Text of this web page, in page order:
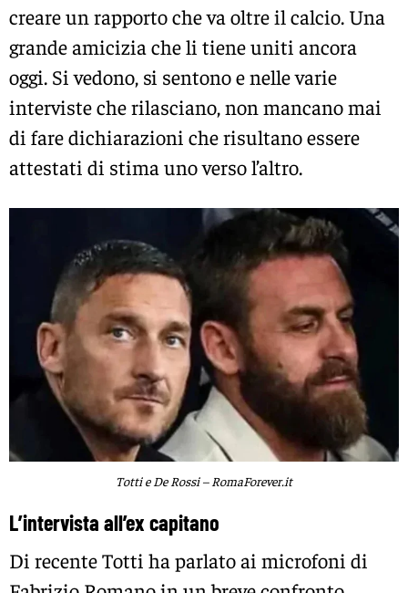
creare un rapporto che va oltre il calcio. Una
grande amicizia che li tiene uniti ancora
oggi. Si vedono, si sentono e nelle varie
interviste che rilasciano, non mancano mai
di fare dichiarazioni che risultano essere
attestati di stima uno verso l’altro.
Totti e De Rossi – RomaForever.it
L’intervista all’ex capitano
Di recente Totti ha parlato ai microfoni di